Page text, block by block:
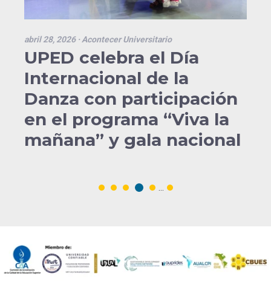
abril 28, 2026· Acontecer Universitario
UPED celebra el Día
Internacional de la
Danza con participación
en el programa “Viva la
mañana” y gala nacional
...